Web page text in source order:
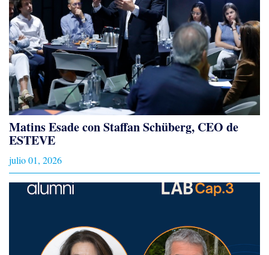
Matins Esade con Staffan Schüberg, CEO de
ESTEVE
julio 01, 2026